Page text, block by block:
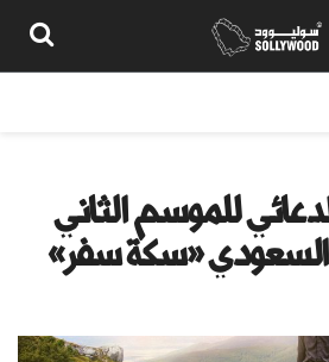
للموسم الثاني
«سكة سفر»